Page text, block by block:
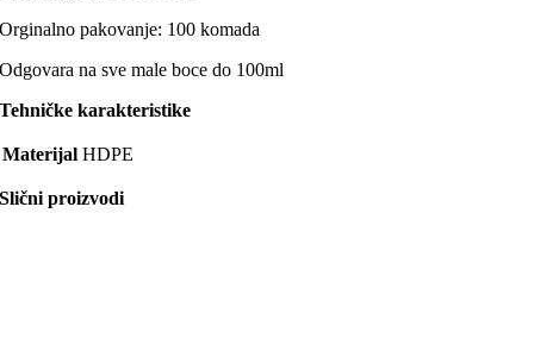
Orginalno pakovanje: 100 komada
Odgovara na sve male boce do 100ml
Tehničke karakteristike
Materijal HDPE
Slični proizvodi